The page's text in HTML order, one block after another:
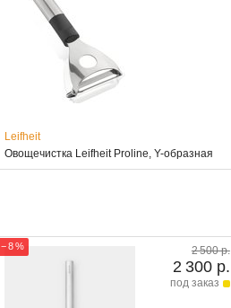
Leifheit
Овощечистка Leifheit Proline, Y-образная
− 8 % 2 500 р.
2 300 р.
под заказ